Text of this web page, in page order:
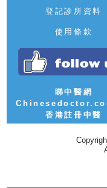
登記診所資料
使用條款
睇中醫網
香港註冊中醫